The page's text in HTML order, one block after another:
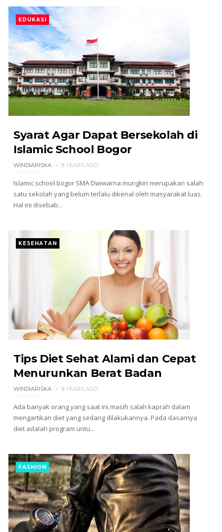
EDUKASI
Syarat Agar Dapat Bersekolah di
Islamic School Bogor
WINDIARISKA 8 YEARS AGO
Islamic school bogor SMA Dwiwarna mungkin merupakan salah
satu sekolah yang belum terlalu dikenal oleh masyarakat luas.
Hal ini disebab...
KESEHATAN
Tips Diet Sehat Alami dan Cepat
Menurunkan Berat Badan
WINDIARISKA 8 YEARS AGO
Ada banyak orang yang saat ini masih salah kaprah dalam
mengartikan diet yang sedang dilakukannya. Pada dasarnya
diet adalah program untu...
FASHION